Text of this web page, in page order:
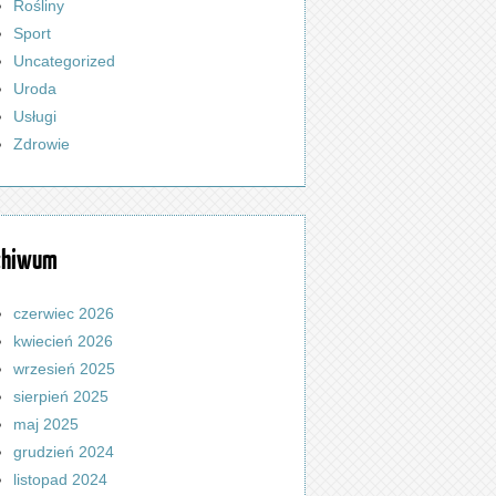
Rośliny
Sport
Uncategorized
Uroda
Usługi
Zdrowie
czerwiec 2026
kwiecień 2026
wrzesień 2025
sierpień 2025
maj 2025
grudzień 2024
listopad 2024